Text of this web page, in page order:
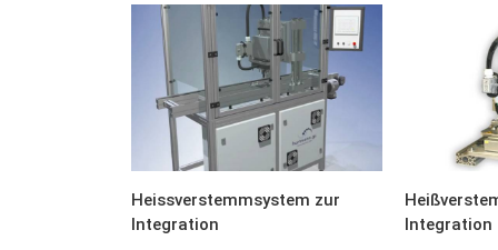
Heissverstemmsystem zur
Integration
Integration